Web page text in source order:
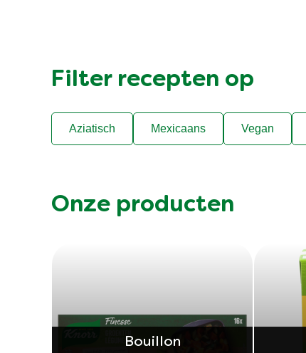
Filter recepten op
Aziatisch Mexicaans Vegan
Onze producten
Bouillon